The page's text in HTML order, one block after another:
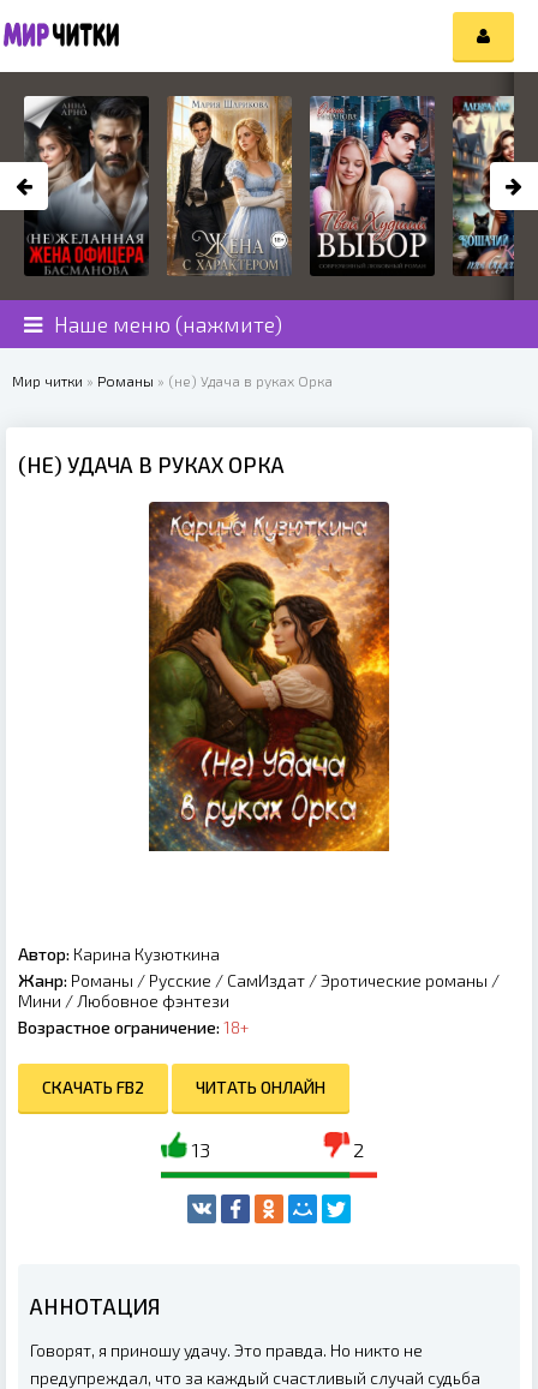
Наше меню (нажмите)
Мир читки » Романы » (не) Удача в руках Орка
(НЕ) УДАЧА В РУКАХ ОРКА
Автор: Карина Кузюткина
Жанр: Романы / Русские / СамИздат /Эротические романы /
Мини / Любовное фэнтези
Возрастное ограничение: 18+
СКАЧАТЬ FB2 ЧИТАТЬ ОНЛАЙН
13 2
АННОТАЦИЯ
Говорят, я приношу удачу. Это правда. Но никто не
предупреждал, что за каждый счастливый случай судьба